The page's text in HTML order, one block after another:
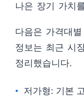
나은 장기 가치
다음은 가격대
정보는 최근 시
정리했습니다.
저가형: 기본